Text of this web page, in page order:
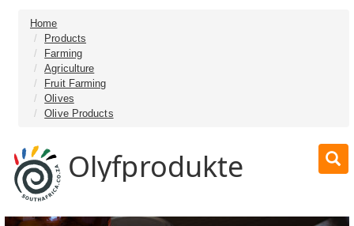
Home
Products
Farming
Agriculture
Fruit Farming
Olives
Olive Products
Olyfprodukte